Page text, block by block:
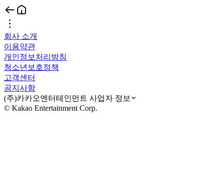
회사 소개
이용약관
개인정보처리방침
청소년보호정책
고객센터
공지사항
(주)카카오엔터테인먼트 사업자 정보
© Kakao Entertainment Corp.